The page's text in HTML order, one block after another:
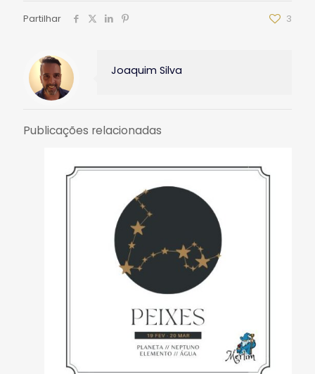
Partilhar 3
Joaquim Silva
Publicações relacionadas